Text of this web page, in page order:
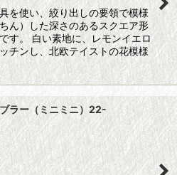
を使い、絞り出しの要領で模様
ん）した深さのあるスクエア形
す。 白い素地に、レモンイエロ
チンし、北欧テイストの花模様
ラー（ミニミニ）22-